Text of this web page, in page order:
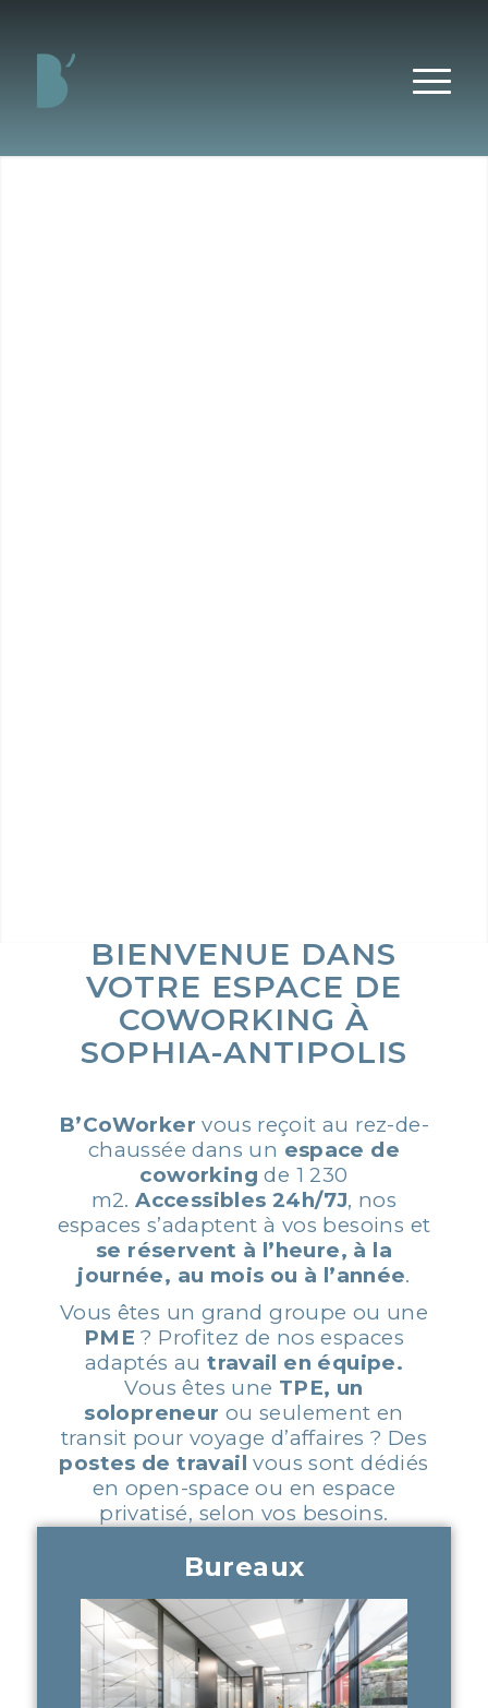
BIENVENUE DANS
VOTRE ESPACE DE
COWORKING À
SOPHIA-ANTIPOLIS
B’CoWorker vous reçoit au rez-de-
chaussée dans un espace de
coworking de 1 230
m2.Accessibles 24h/7J, nos
espaces s’adaptent à vos besoins et
se réservent à l’heure, à la
journée, au mois ou à l’année.
Vous êtes un grand groupe ou une
PME ? Profitez de nos espaces
adaptés autravail en équipe.
Vous êtes une TPE, un
solopreneur ou seulement en
transit pour voyage d’affaires ? Des
postes de travail vous sont dédiés
en open-space ou en espace
privatisé, selon vos besoins.
Bureaux